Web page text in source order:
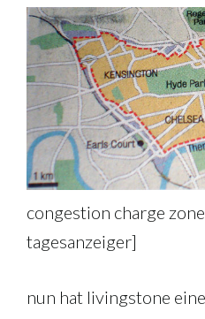
congestion charge
tagesanzeiger]
nun hat livingstone